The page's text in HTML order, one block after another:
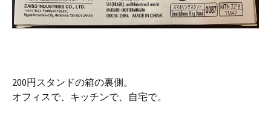
200円スタンドの箱の裏側。
オフィスで、キッチンで、自宅で。